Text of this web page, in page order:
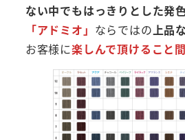
ない中でもはっきりとした発
「アドミオ」 ならではの 上品
お客様に楽しんで頂けること